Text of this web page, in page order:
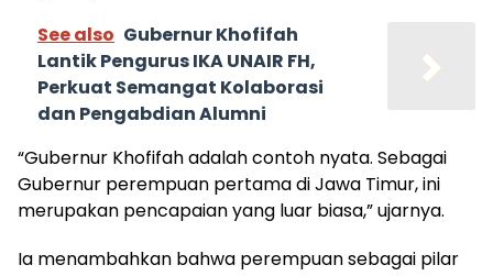
See also Gubernur Khofifah
Lantik Pengurus IKA UNAIR FH,
Perkuat Semangat Kolaborasi
dan Pengabdian Alumni
“Gubernur Khofifah adalah contoh nyata. Sebagai
Gubernur perempuan pertama di Jawa Timur, ini
merupakan pencapaian yang luar biasa,” ujarnya.
Ia menambahkan bahwa perempuan sebagai pilar